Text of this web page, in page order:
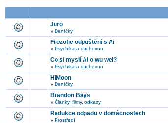
Juro
v Deníčky
Filozofie odpuštění s Ai
v Psychika a duchovno
Co si myslí AI o wu wei?
v Psychika a duchovno
HiMoon
v Deníčky
Brandon Bays
v Články, filmy, odkazy
Redukce odpadu v domácnostech
v Prostředí